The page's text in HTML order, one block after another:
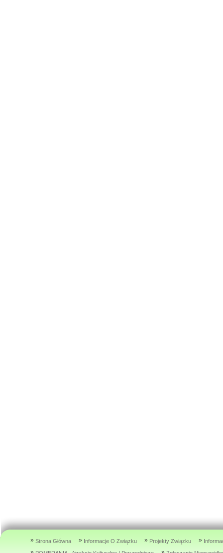
» Strona Główna » Informacje O Związku » Projekty Związku »